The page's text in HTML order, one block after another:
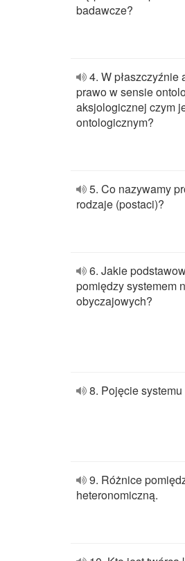
badawcze?
4. W
prawo w sensie
aksjologicznej czym
ontologicznym?
5. Co nazywamy
rodzaje (postaci)?
6. Jakie
pomiędzy systemem
obyczajowych?
8. Pojęcie
9. Różnice
heteronomiczną.